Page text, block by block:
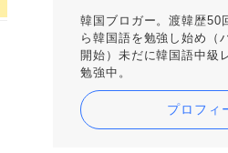
韓国ブロガー。渡韓歴50
ら韓国語を勉強し始め（
開始）未だに韓国語中級
勉強中。
プロフィ